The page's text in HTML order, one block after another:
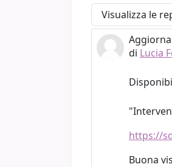
Modalità
di Lucia
Numero
https://
Buona